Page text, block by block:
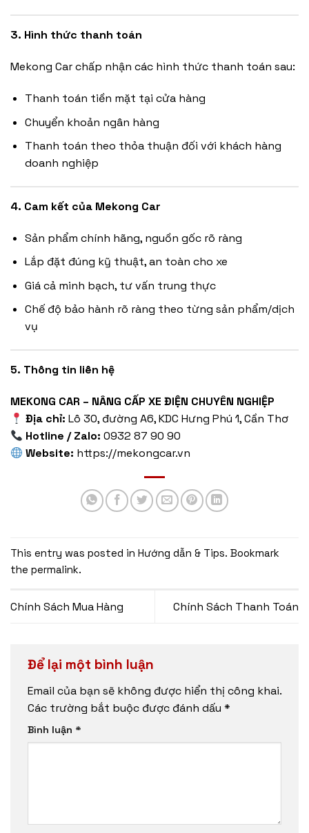
3. Hình thức thanh toán
Mekong Car chấp nhận các hình thức thanh toán sau:
Thanh toán tiền mặt tại cửa hàng
Chuyển khoản ngân hàng
Thanh toán theo thỏa thuận đối với khách hàng
doanh nghiệp
4. Cam kết của Mekong Car
Sản phẩm chính hãng, nguồn gốc rõ ràng
Lắp đặt đúng kỹ thuật, an toàn cho xe
Giá cả minh bạch, tư vấn trung thực
Chế độ bảo hành rõ ràng theo từng sản phẩm/dịch
vụ
5. Thông tin liên hệ
MEKONG CAR – NÂNG CẤP XE ĐIỆN CHUYÊN NGHIỆP
Địa chỉ: Lô 30, đường A6, KDC Hưng Phú 1, Cần Thơ
Hotline / Zalo: 0932 87 90 90
Website: https://mekongcar.vn
This entry was posted in Hướng dẫn & Tips. Bookmark
the permalink.
Chính Sách Mua Hàng Chính Sách Thanh Toán
Để lại một bình luận
Email của bạn sẽ không được hiển thị công khai.
Các trường bắt buộc được đánh dấu *
Bình luận *